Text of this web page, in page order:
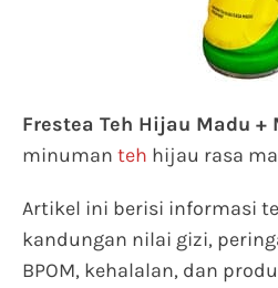
Frestea Teh Hijau Madu +
minuman teh hijau rasa
Artikel ini berisi informasi
kandungan nilai gizi,
BPOM, kehalalan, dan